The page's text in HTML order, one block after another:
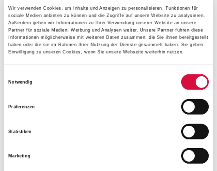
Wir verwenden Cookies, um Inhalte und Anzeigen zu personalisieren, Funktionen für
soziale Medien anbieten zu können und die Zugriffe auf unsere Website zu analysieren.
Außerdem geben wir Informationen zu Ihrer Verwendung unserer Website an unsere
Partner für soziale Medien, Werbung und Analysen weiter. Unsere Partner führen diese
Informationen möglicherweise mit weiteren Daten zusammen, die Sie ihnen bereitgestellt
haben oder die sie im Rahmen Ihrer Nutzung der Dienste gesammelt haben. Sie geben
Einwilligung zu unseren Cookies, wenn Sie unsere Webseite weiterhin nutzen.
Notwendig
Präferenzen
Statistiken
Marketing
Schlüsselanhänger und Kirchenmodellbauten, gebastelt
und gestaltet. Gleichzeitig ist die Freizeit mit viel Spiel und
Spaß nicht zu kurz gekommen, neben einem
Volleyballturnier, gab es ausreichend Zeit zum freien
Toben, Balancieren und Rennen. Dabei wurden alle stets
jeden Tag frisch gekocht wurde. Am Sonntag endet dann
Abschlussgottesdienst.
Das Fazit einer Teamerin, die das erste Jahr nicht als Kind,
Helferin ganz anders als man es sich als Kind vorstellt. Es
gibt immer was zu tun. Dabei fehlt im Team aber nie das